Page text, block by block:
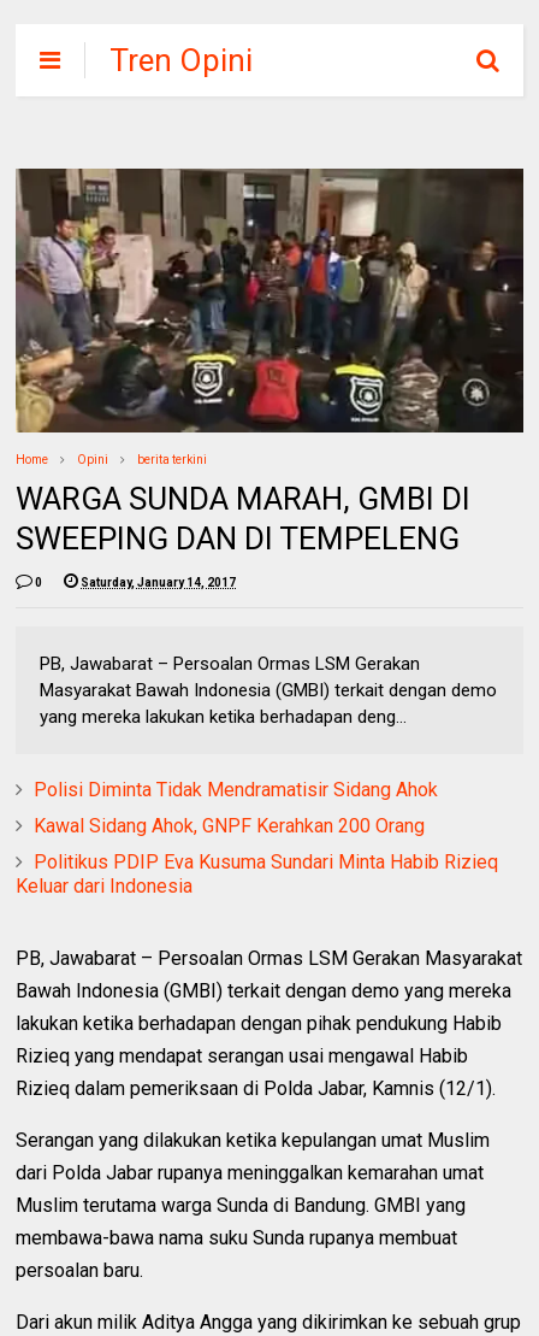
Tren Opini
Home Opini berita terkini
WARGA SUNDA MARAH, GMBI DI
SWEEPING DAN DI TEMPELENG
0 Saturday, January 14, 2017
PB, Jawabarat – Persoalan Ormas LSM Gerakan
Masyarakat Bawah Indonesia (GMBI) terkait dengan demo
yang mereka lakukan ketika berhadapan deng...
Polisi Diminta Tidak Mendramatisir Sidang Ahok
Kawal Sidang Ahok, GNPF Kerahkan 200 Orang
Politikus PDIP Eva Kusuma Sundari Minta Habib Rizieq
Keluar dari Indonesia
PB, Jawabarat – Persoalan Ormas LSM Gerakan Masyarakat
Bawah Indonesia (GMBI) terkait dengan demo yang mereka
lakukan ketika berhadapan dengan pihak pendukung Habib
Rizieq yang mendapat serangan usai mengawal Habib
Rizieq dalam pemeriksaan di Polda Jabar, Kamnis (12/1).
Serangan yang dilakukan ketika kepulangan umat Muslim
dari Polda Jabar rupanya meninggalkan kemarahan umat
Muslim terutama warga Sunda di Bandung. GMBI yang
membawa-bawa nama suku Sunda rupanya membuat
persoalan baru.
Dari akun milik Aditya Angga yang dikirimkan ke sebuah grup